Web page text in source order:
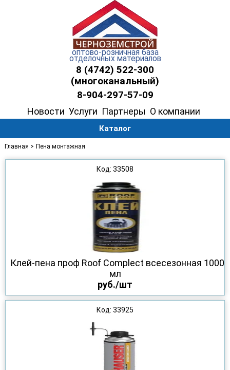
оптово-розничная база
отделочных материалов
8 (4742) 522-300
(многоканальный)
8-904-297-57-09
Новости Услуги Партнеры О компании
Каталог
Главная > Пена монтажная
Код: 33508
Клей-пена проф Roof Complect всесезонная 1000
мл
руб./шт
Код: 33925